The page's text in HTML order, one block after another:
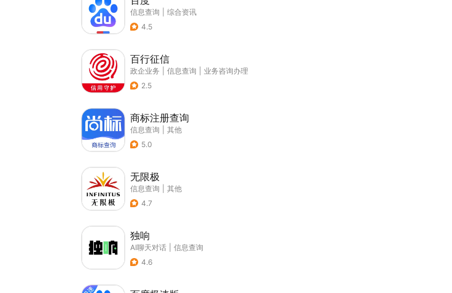
信息查询
综合资讯
4.5
百行征信
政企业务 信息查询
业务咨询办理
2.5
商标注册查询
信息查询
其他
5.0
无限极
信息查询
其他
4.7
独响
AI聊天对话
信息查询
4.6